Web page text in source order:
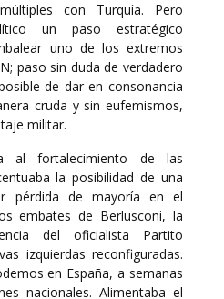
con Turquía. Pero
un paso estratégico
uno de los extremos
paso sin duda de verdadero
de dar en consonancia
cruda y sin eufemismos,
militar.
al fortalecimiento de las
la posibilidad de una
pérdida de mayoría en el
embates de Berlusconi, la
del oficialista Partito
izquierdas reconfiguradas.
en España, a semanas
nacionales. Alimentaba el